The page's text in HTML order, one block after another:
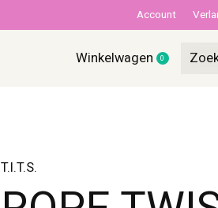
Account
Winkelwagen 0items
T.I.T.S.